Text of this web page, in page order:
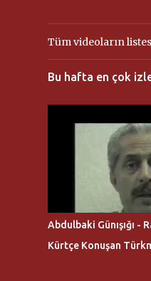
Tüm videoların
Bu hafta en çok
Abdulbaki Günışığı -
Kürtçe Konuşan